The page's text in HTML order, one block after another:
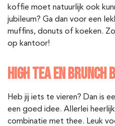
koffie moet natuurlijk ook
jubileum? Ga dan voor een
muffins, donuts of koeken.
op kantoor!
HIGH TEA EN BRUNCH
Heb jij iets te vieren? Dan is
een goed idee. Allerlei
combinatie met thee. Leuk